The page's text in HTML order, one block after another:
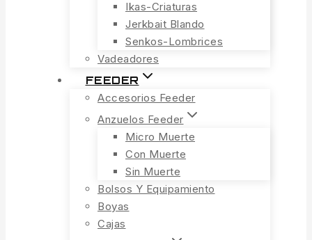
Ikas-Criaturas
Jerkbait Blando
Senkos-Lombrices
Vadeadores
FEEDER
Accesorios Feeder
Anzuelos Feeder
Micro Muerte
Con Muerte
Sin Muerte
Bolsos Y Equipamiento
Boyas
Cajas